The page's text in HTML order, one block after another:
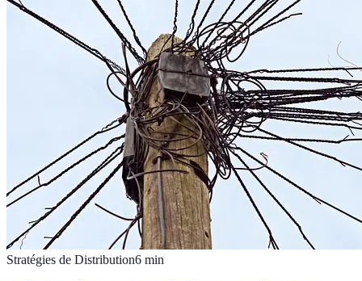
Stratégies de Distribution6 min